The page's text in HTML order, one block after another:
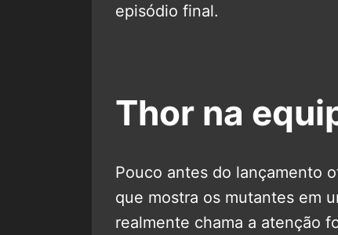
episódio final.
Thor na
Pouco antes do lançamento
que mostra os mutantes em
realmente chama a atenção